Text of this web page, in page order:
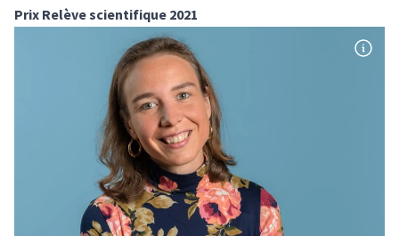
Prix Relève scientifique 2021